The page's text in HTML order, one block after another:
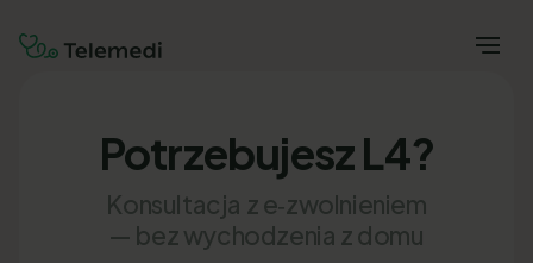
Potrzebujesz L4?
Konsultacja z e‑zwolnieniem
— bez wychodzenia z domu